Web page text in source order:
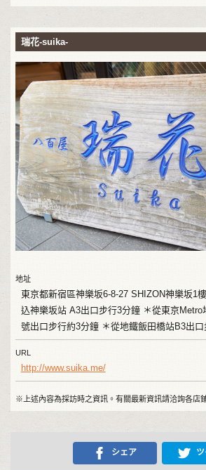
瑞花-suika-
地址
東京都新宿區神樂坂6-8-27 SHIZON神樂坂1
込神樂坂站 A3出口步行3分鐘 ＊從東京Metro
號出口步行約3分鐘 ＊從地鐵飯田橋站B3出口
URL
http://www.suika.me/
※上述內容為採訪時之資訊。有關最新資訊請洽詢各店
シェア